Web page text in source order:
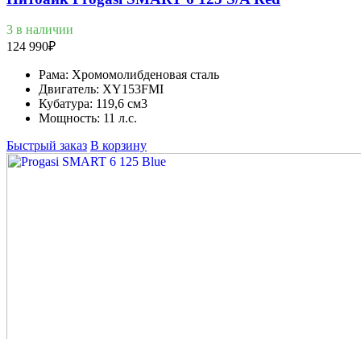
3 в наличии
124 990₽
Рама: Хромомолибденовая сталь
Двигатель: XY153FMI
Кубатура: 119,6 см3
Мощность: 11 л.с.
Быстрый заказ В корзину